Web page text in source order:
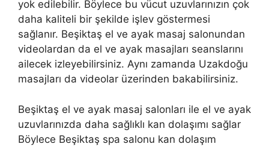
yok edilebilir. Böylece bu vücut uzuvlarınızın çok
daha kaliteli bir şekilde işlev göstermesi
sağlanır. Beşiktaş el ve ayak masaj salonundan
videolardan da el ve ayak masajları seanslarını
ailecek izleyebilirsiniz. Aynı zamanda Uzakdoğu
masajları da videolar üzerinden bakabilirsiniz.
Beşiktaş el ve ayak masaj salonları ile el ve ayak
uzuvlarınızda daha sağlıklı kan dolaşımı sağlar
Böylece Beşiktaş spa salonu kan dolaşım